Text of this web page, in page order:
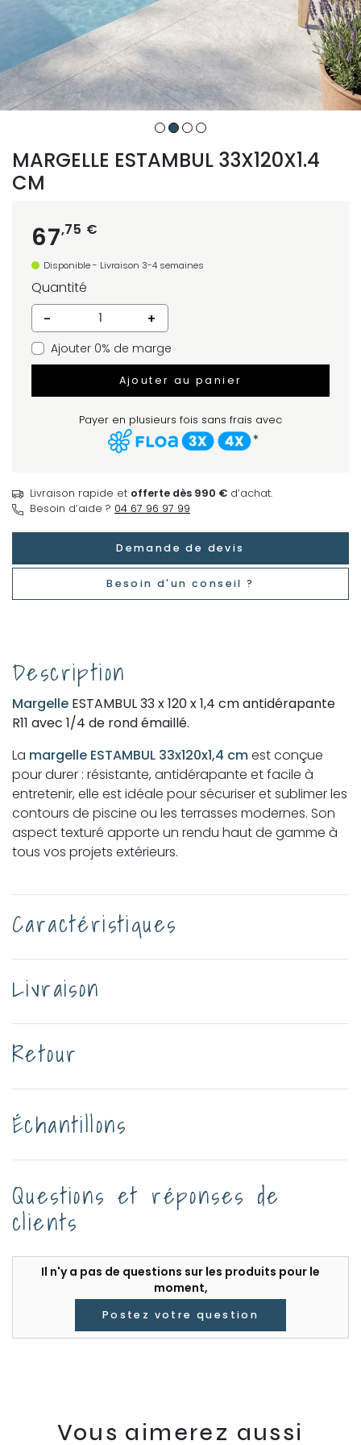
MARGELLE ESTAMBUL 33X120X1.4
CM
67,75 €
Disponible - Livraison 3-4 semaines
Quantité
-
+
Ajouter 0% de marge
Ajouter au panier
Payer en plusieurs fois sans frais avec
*
Livraison rapide et offerte dès 990 € d’achat.
Besoin d’aide ? 04 67 96 97 99
Demande de devis
Besoin d'un conseil ?
Description
Margelle ESTAMBUL 33 x 120 x 1,4 cm antidérapante
R11 avec 1/4 de rond émaillé.
La margelle ESTAMBUL 33x120x1,4 cmest conçue
pour durer : résistante, antidérapante et facile à
entretenir, elle est idéale pour sécuriser et sublimer les
contours de piscine ou les terrasses modernes. Son
aspect texturé apporte un rendu haut de gamme à
tous vos projets extérieurs.
Caractéristiques
Livraison
Retour
Échantillons
Questions et réponses de
clients
Il n'y a pas de questions sur les produits pour le
moment,
Postez votre question
Vous aimerez aussi